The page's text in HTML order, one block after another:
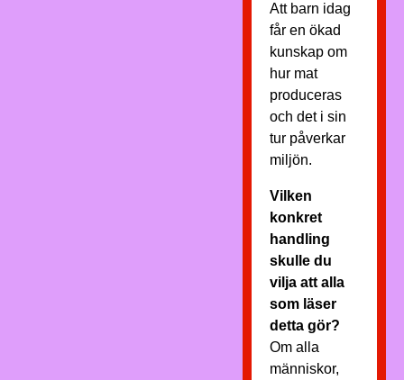
Att barn idag
får en ökad
kunskap om
hur mat
produceras
och det i sin
tur påverkar
miljön.
Vilken
konkret
handling
skulle du
vilja att alla
som läser
detta gör?
Om alla
människor,